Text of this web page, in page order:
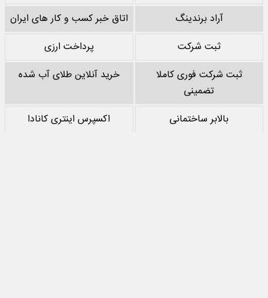
آراد برندینگ
اتاق خبر کسب و کار های ایران
ثبت شرکت
پرداخت ارزی
ثبت شرکت فوری کاملا
تضمینی
خرید آنلاین طلای آب شده
بالابر ساختمانی
اکسپرس اینتری کانادا